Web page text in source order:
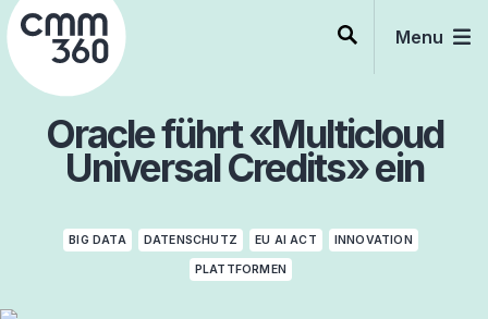
Skip
to
content
Menu
Oracle führt «Multicloud
Universal Credits» ein
BIG DATA DATENSCHUTZ EU AI ACT INNOVATION
PLATTFORMEN